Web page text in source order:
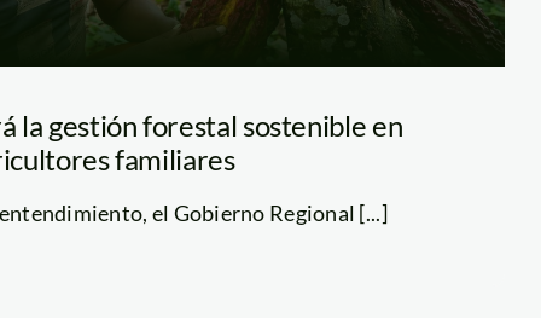
la gestión forestal sostenible en
familiares
el Gobierno Regional [...]